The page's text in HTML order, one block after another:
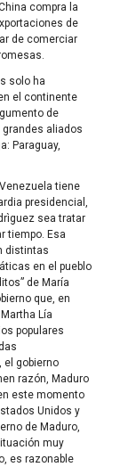
compra la
de
de comerciar
solo ha
el continente
de
aliados
Paraguay,
tiene
presidencial,
sea tratar
tiempo. Esa
distintas
en el pueblo
de María
que, en
Lía
populares
gobierno
razón, Maduro
este momento
Unidos y
de Maduro,
muy
es razonable